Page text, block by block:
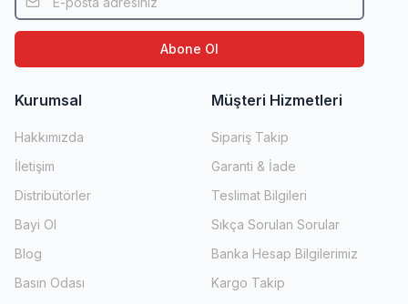
Abone Ol
Kurumsal
Hakkımızda
İletişim
Distribütörler
Bayi Ol
Blog
Basın Odası
Müşteri Hizmetleri
Sipariş Takip
Garanti & İade
Teslimat Bilgileri
Sıkça Sorulan Sorular
Banka Hesap Bilgilerimiz
Kargo Takip